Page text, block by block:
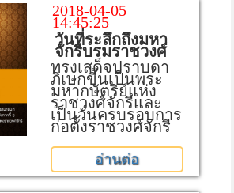
2018-04-05
14:45:25
วันที่ระลึกถึงมหา
จักรีบรมราชวงศ์
ทรงเสด็จปราบดา
ภิเษกขี้นเป็นพระ
มหากษัตริย์แห่ง
ราชวงศ์จักรีและ
เป็นวันครบรอบการ
ก่อตั้งราชวงศ์จักรี
อ่านต่อ